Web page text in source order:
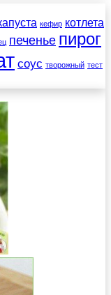
кефир котлета
печенье пирог
соус творожный тест